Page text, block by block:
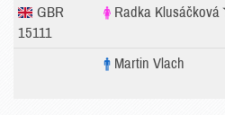
GBR
15111
Radka Klusáčková
Martin Vlach